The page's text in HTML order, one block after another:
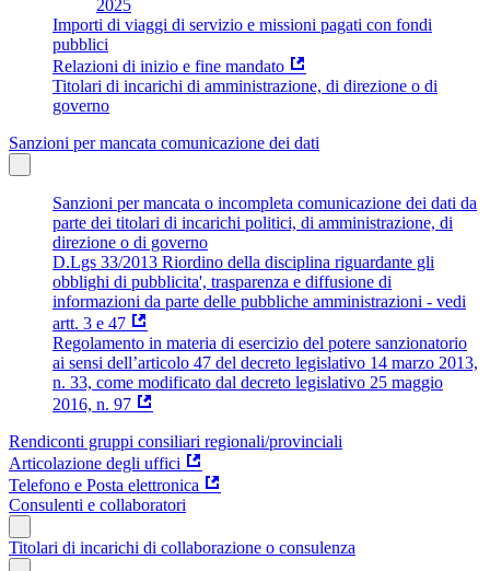
2025
Importi di viaggi di servizio e missioni pagati con fondi
pubblici
Relazioni di inizio e fine mandato
Titolari di incarichi di amministrazione, di direzione o di
governo
Sanzioni per mancata comunicazione dei dati
Sanzioni per mancata o incompleta comunicazione dei dati da
parte dei titolari di incarichi politici, di amministrazione, di
direzione o di governo
D.Lgs 33/2013 Riordino della disciplina riguardante gli
obblighi di pubblicita', trasparenza e diffusione di
informazioni da parte delle pubbliche amministrazioni - vedi
artt. 3 e 47
Regolamento in materia di esercizio del potere sanzionatorio
ai sensi dell’articolo 47 del decreto legislativo 14 marzo 2013,
n. 33, come modificato dal decreto legislativo 25 maggio
2016, n. 97
Rendiconti gruppi consiliari regionali/provinciali
Articolazione degli uffici
Telefono e Posta elettronica
Consulenti e collaboratori
Titolari di incarichi di collaborazione o consulenza